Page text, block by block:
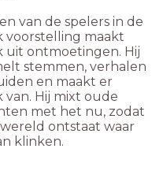
van de spelers in de
voorstelling maakt
uit ontmoetingen. Hij
stemmen, verhalen
en maakt er
van. Hij mixt oude
met het nu, zodat
ontstaat waar
klinken.